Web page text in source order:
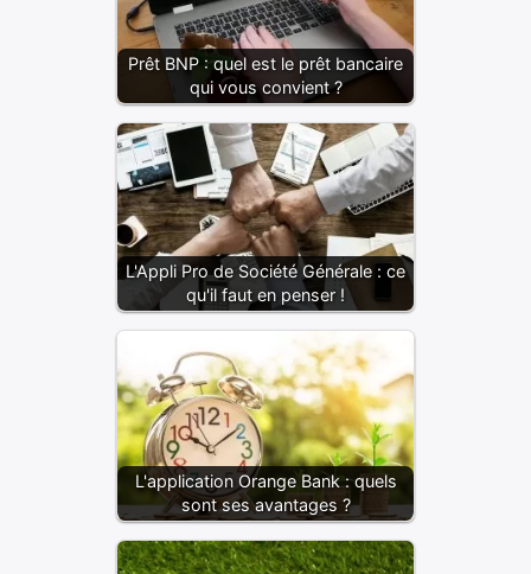
Prêt BNP : quel est le prêt bancaire
qui vous convient ?
L'Appli Pro de Société Générale : ce
qu'il faut en penser !
L'application Orange Bank : quels
sont ses avantages ?